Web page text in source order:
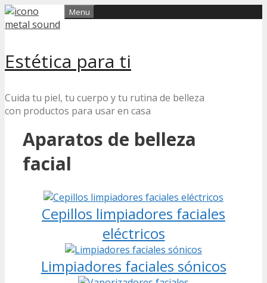
Skip
to
Estética para ti
Cuida tu piel, tu cuerpo y tu rutina de belleza
con productos para usar en casa
Menu
Aparatos de belleza
facial
Cepillos limpiadores faciales
eléctricos
Limpiadores faciales sónicos